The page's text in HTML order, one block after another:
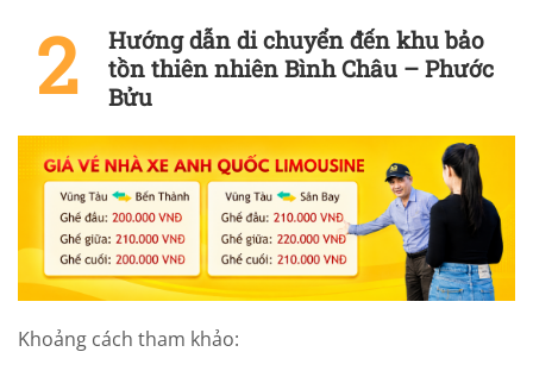
Hướng dẫn di chuyển đến khu bảo
tồn thiên nhiên Bình Châu – Phước
Bửu
Khoảng cách tham khảo: